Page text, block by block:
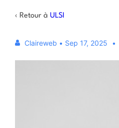
‹ Retour à ULSI
Claireweb • Sep 17, 2025